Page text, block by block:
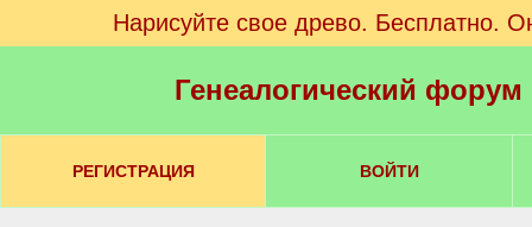
Нарисуйте свое древо. Бесплатно.
Генеалогический
РЕГИСТРАЦИЯ ВОЙТИ